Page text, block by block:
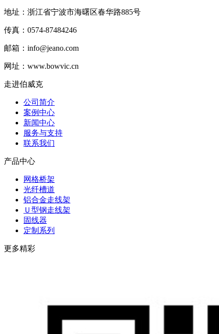
地址： 浙江省宁波市海曙区春华路885号
传真：0574-87484246
邮箱： info@jeano.com
网址：www.bowvic.cn
走进伯威克
公司简介
案例中心
新闻中心
服务与支持
联系我们
产品中心
网格桥架
光纤槽道
铝合金走线架
Ｕ型钢走线架
固线器
定制系列
更多精彩